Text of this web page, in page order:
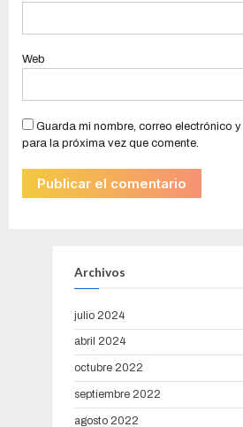
Web
Guarda mi nombre, correo electrónico
para la próxima vez que comente.
Archivos
julio 2024
abril 2024
octubre 2022
septiembre 2022
agosto 2022